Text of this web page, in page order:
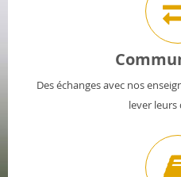
Des échanges avec nos
lever